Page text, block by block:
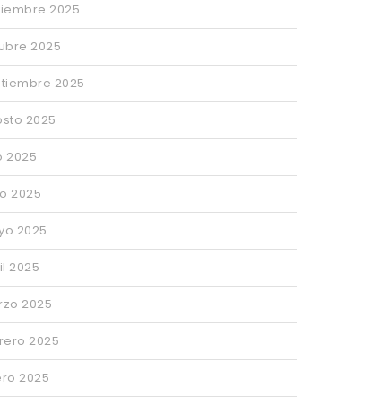
2025
2025
2025
2025
2025
2025
2025
2025
2025
2025
2025